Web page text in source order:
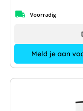
Voorradig
Meld je aan